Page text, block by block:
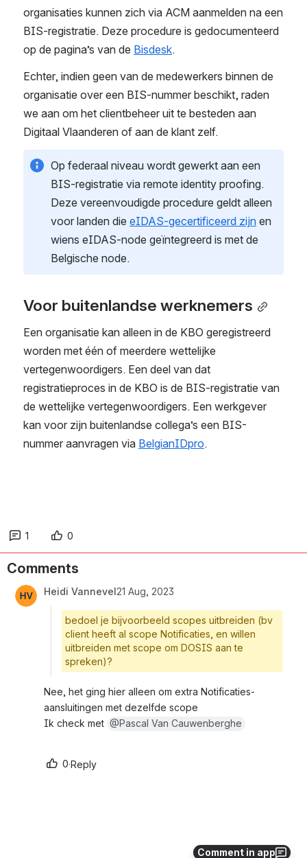
Comment in app
organisaties kunnen zich via ACM aanmelden na een
BIS-registratie. Deze procedure is gedocumenteerd
op de pagina’s van de Bisdesk.
Echter, indien geen van de medewerkers binnen de
organisatie over een BIS-nummer beschikt, raden
we aan om het clientbeheer uit te besteden aan
Digitaal Vlaanderen of aan de klant zelf.
Op federaal niveau wordt gewerkt aan een
BIS-registratie via remote identity proofing.
Deze vereenvoudigde procedure geldt alleen
voor landen die eIDAS-gecertificeerd zijn en
wiens eIDAS-node geïntegreerd is met de
Belgische node.
Voor buitenlandse werknemers
Een organisatie kan alleen in de KBO geregistreerd
worden met één of meerdere wettelijke
vertegenwoordigers. Een deel van dat
registratieproces in de KBO is de BIS-registratie van
de wettelijke vertegenwoordigers. Een werkgever
kan voor zijn buitenlandse collega’s een BIS-
nummer aanvragen via BelgianIDpro.
1 0
Comments
Heidi Vannevel21 Aug, 2023
bedoel je bijvoorbeeld scopes uitbreiden (bv
client heeft al scope Notificaties, en willen
uitbreiden met scope om DOSIS aan te
spreken)?
Nee, het ging hier alleen om extra Notificaties-
aansluitingen met dezelfde scope
Ik check met @Pascal Van Cauwenberghe
0·Reply